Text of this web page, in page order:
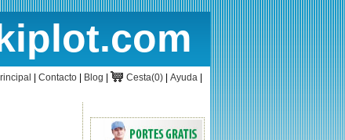
Contacto Blog CestaCesta(0) Ayuda